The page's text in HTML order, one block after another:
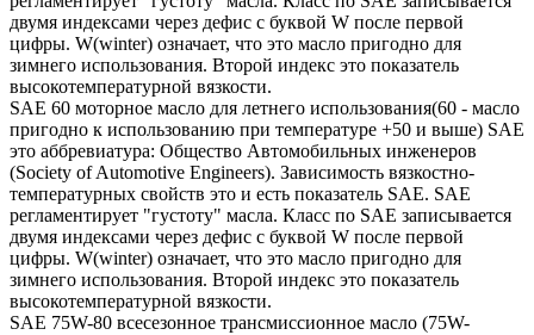
двумя индексами через дефис с буквой W после первой
цифры. W(winter) означает, что это масло пригодно для
зимнего использования. Второй индекс это показатель
высокотемпературной вязкости.
SAE 60 моторное масло для летнего использования(60 - масло
пригодно к использованию при температуре +50 и выше) SAE
это аббревиатура: Общество Автомобильных инженеров
(Society of Automotive Engineers). Зависимость вязкостно-
температурных свойств это и есть показатель SAE. SAE
регламентирует "густоту" масла. Класс по SAE записывается
двумя индексами через дефис с буквой W после первой
цифры. W(winter) означает, что это масло пригодно для
зимнего использования. Второй индекс это показатель
высокотемпературной вязкости.
SAE 75W-80 всесезонное трансмиссионное масло (75W-